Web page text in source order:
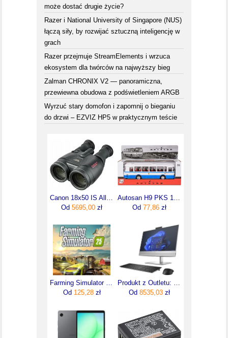
może dostać drugie życie?
Razer i National University of Singapore (NUS)
łączą siły, by rozwijać sztuczną inteligencję w
grach
Razer przejmuje StreamElements i wrzuca
ekosystem dla twórców na najwyższy bieg
Zalman CHRONIX V2 — panoramiczna,
przewiewna obudowa z podświetleniem ARGB
Wyrzuć stary domofon i zapomnij o bieganiu
do drzwi – EZVIZ HP5 w praktycznym teście
Od 5695,00 zł
Od 77,86 zł
Od 125,28zł
Od 8535,03 zł